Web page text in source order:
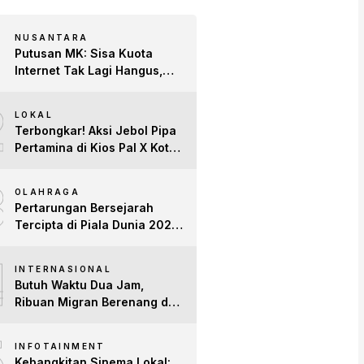
NUSANTARA
Putusan MK: Sisa Kuota
Internet Tak Lagi Hangus,
LOKAL
Terbongkar! Aksi Jebol Pipa
Pertamina di Kios Pal X Kota
OLAHRAGA
Pertarungan Bersejarah
Tercipta di Piala Dunia 2026:
INTERNASIONAL
Butuh Waktu Dua Jam,
Ribuan Migran Berenang dari
INFOTAINMENT